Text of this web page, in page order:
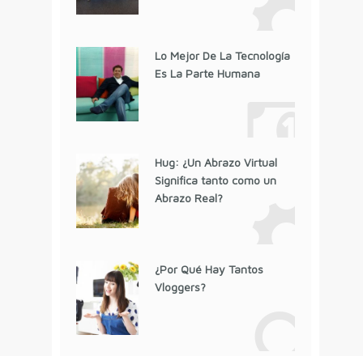
Lo Mejor De La Tecnología
Es La Parte Humana
Hug: ¿Un Abrazo Virtual
Significa tanto como un
Abrazo Real?
¿Por Qué Hay Tantos
Vloggers?